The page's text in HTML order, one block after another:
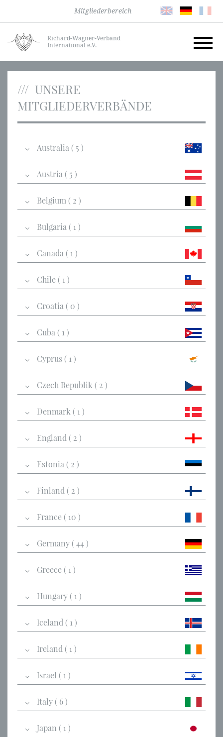
Mitgliederbereich
Richard-Wagner-Verband
International e.V.
UNSERE
MITGLIEDERVERBÄNDE
Australia ( 5 )
Austria ( 5 )
Belgium ( 2 )
Bulgaria ( 1 )
Canada ( 1 )
Chile ( 1 )
Croatia ( 0 )
Cuba ( 1 )
Cyprus ( 1 )
Czech Republik ( 2 )
Denmark ( 1 )
England ( 2 )
Estonia ( 2 )
Finland ( 2 )
France ( 10 )
Germany ( 44 )
Greece ( 1 )
Hungary ( 1 )
Iceland ( 1 )
Ireland ( 1 )
Israel ( 1 )
Italy ( 6 )
Japan ( 1 )